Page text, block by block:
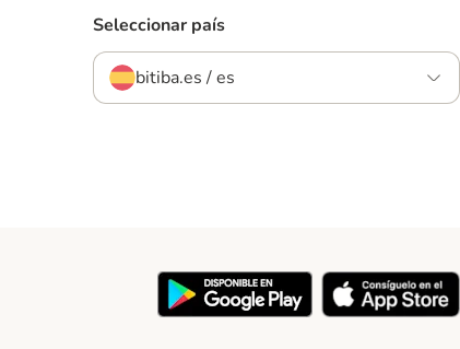
Seleccionar país
bitiba.es / es